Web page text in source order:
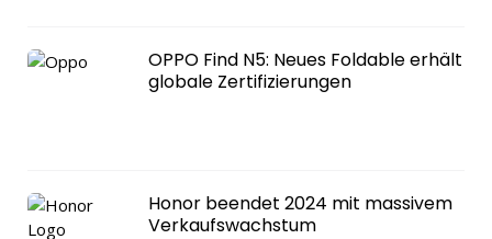
OPPO Find N5: Neues Foldable erhält
globale Zertifizierungen
Honor beendet 2024 mit massivem
Verkaufswachstum